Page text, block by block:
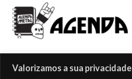
Valorizamos a sua privacidade